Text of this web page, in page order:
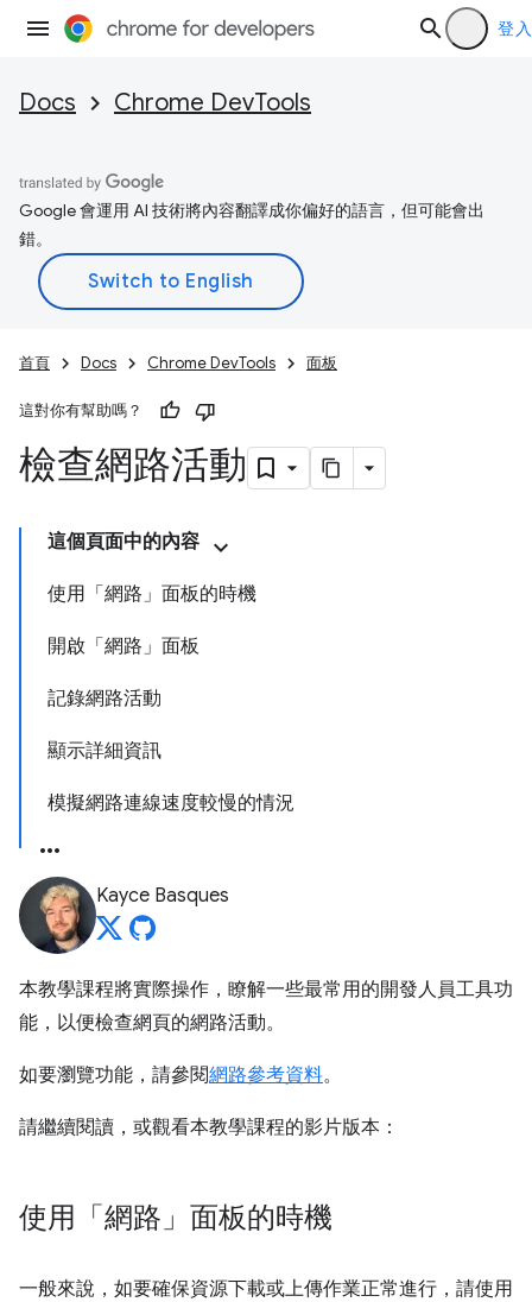
登入
Docs Chrome DevTools
Google 會運用 AI 技術將內容翻譯成你偏好的語言，但可能會出
錯。
首頁 Docs Chrome DevTools 面板
這對你有幫助嗎？
檢查網路活動
這個頁面中的內容
使用「網路」面板的時機
開啟「網路」面板
記錄網路活動
顯示詳細資訊
模擬網路連線速度較慢的情況
Kayce Basques
本教學課程將實際操作，瞭解一些最常用的開發人員工具功
能，以便檢查網頁的網路活動。
如要瀏覽功能，請參閱網路參考資料。
請繼續閱讀，或觀看本教學課程的影片版本：
使用「網路」面板的時機
一般來說，如要確保資源下載或上傳作業正常進行，請使用